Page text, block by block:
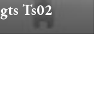
Ts02